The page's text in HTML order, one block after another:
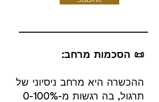
📜 הסכמות מרחב:
ההכשרה היא מרחב ניסיוני של
תרגול, בה רגשות מ-0-100%